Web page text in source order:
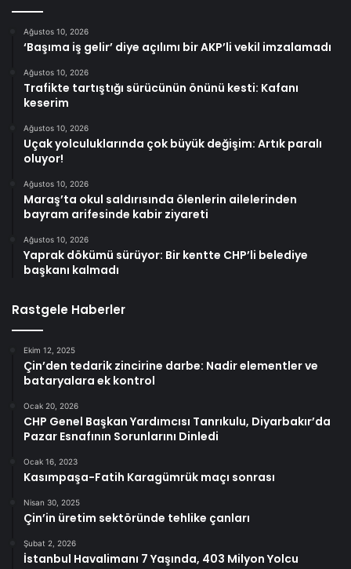
Ağustos 10, 2026
‘Başıma iş gelir’ diye açılımı bir AKP’li vekil imzalamadı
Ağustos 10, 2026
Trafikte tartıştığı sürücünün önünü kesti: Kafanı
keserim
Ağustos 10, 2026
Uçak yolculuklarında çok büyük değişim: Artık paralı
oluyor!
Ağustos 10, 2026
Maraş’ta okul saldırısında ölenlerin ailelerinden
bayram arifesinde kabir ziyareti
Ağustos 10, 2026
Yaprak dökümü sürüyor: Bir kentte CHP’li belediye
başkanı kalmadı
Rastgele Haberler
Ekim 12, 2025
Çin’den tedarik zincirine darbe: Nadir elementler ve
bataryalara ek kontrol
Ocak 20, 2026
CHP Genel Başkan Yardımcısı Tanrıkulu, Diyarbakır’da
Pazar Esnafının Sorunlarını Dinledi
Ocak 16, 2023
Kasımpaşa-Fatih Karagümrük maçı sonrası
Nisan 30, 2025
Çin’in üretim sektöründe tehlike çanları
Şubat 2, 2026
İstanbul Havalimanı 7 Yaşında, 403 Milyon Yolcu